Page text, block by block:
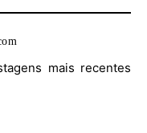
mais recentes